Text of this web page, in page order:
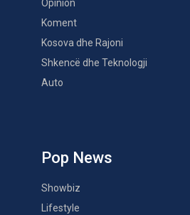
Opinion
Koment
Kosova dhe Rajoni
Shkencë dhe Teknologji
Auto
Pop News
Showbiz
Lifestyle